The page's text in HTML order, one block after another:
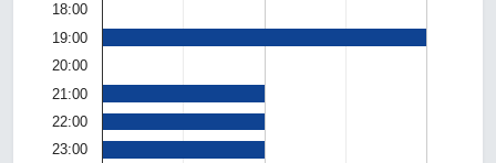
18:00
19:00
20:00
21:00
22:00
23:00